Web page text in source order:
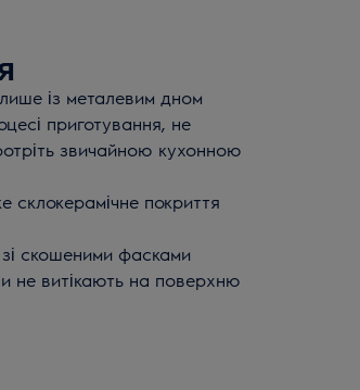
із металевим дном
приготування, не
звичайною кухонною
склокерамічне покриття
скошеними фасками
не витікають на поверхню